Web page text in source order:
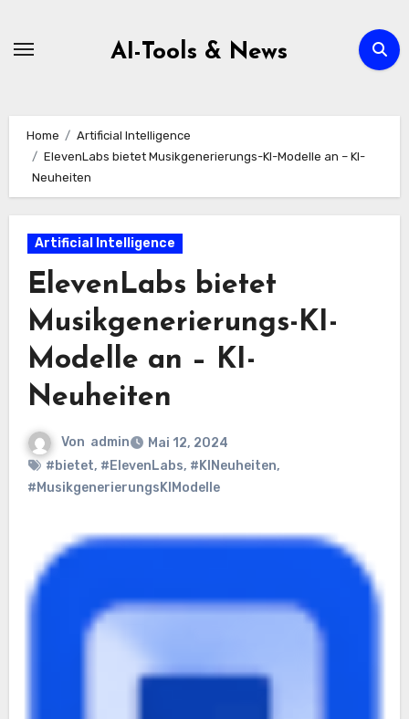
AI-Tools & News
Home
Artificial Intelligence
ElevenLabs bietet Musikgenerierungs-KI-Modelle an – KI-
Neuheiten
Artificial Intelligence
ElevenLabs bietet
Musikgenerierungs-KI-
Modelle an – KI-
Neuheiten
Von admin
Mai 12, 2024
#bietet, #ElevenLabs, #KINeuheiten,
#MusikgenerierungsKIModelle